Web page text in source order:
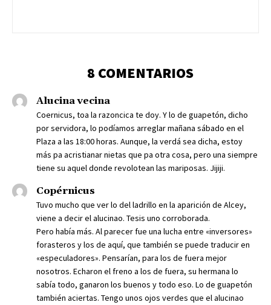
8 COMENTARIOS
Alucina vecina
Coernicus, toa la razoncica te doy. Y lo de guapetón, dicho
por servidora, lo podíamos arreglar mañana sábado en el
Plaza a las 18:00 horas. Aunque, la verdá sea dicha, estoy
más pa acristianar nietas que pa otra cosa, pero una siempre
tiene su aquel donde revolotean las mariposas. Jijiji.
Copérnicus
Tuvo mucho que ver lo del ladrillo en la aparición de Alcey,
viene a decir el alucinao. Tesis uno corroborada.
Pero había más. Al parecer fue una lucha entre «inversores»
forasteros y los de aquí, que también se puede traducir en
«especuladores». Pensarían, para los de fuera mejor
nosotros. Echaron el freno a los de fuera, su hermana lo
sabía todo, ganaron los buenos y todo eso. Lo de guapetón
también aciertas. Tengo unos ojos verdes que el alucinao